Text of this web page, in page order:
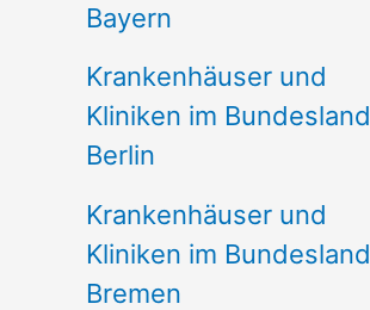
Bayern
Krankenhäuser und
Kliniken im Bundesland
Berlin
Krankenhäuser und
Kliniken im Bundesland
Bremen